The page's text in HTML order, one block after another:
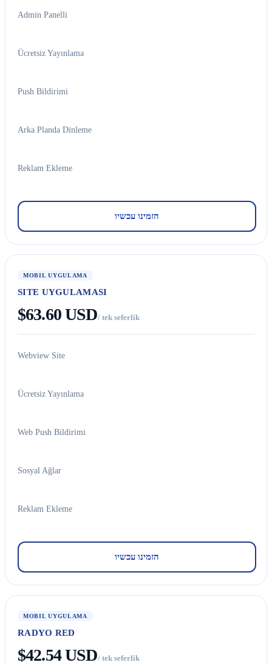
Admin Panelli
Ücretsiz Yayınlama
Push Bildirimi
Arka Planda Dinleme
Reklam Ekleme
הזמינו עכשיו
MOBIL UYGULAMA
SITE UYGULAMASI
$63.60 USD/ tek seferlik
Webview Site
Ücretsiz Yayınlama
Web Push Bildirimi
Sosyal Ağlar
Reklam Ekleme
הזמינו עכשיו
MOBIL UYGULAMA
RADYO RED
$42.54 USD/ tek seferlik